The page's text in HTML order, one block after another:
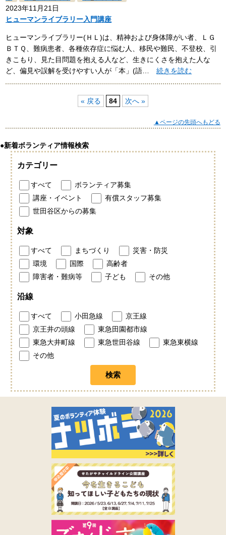
2023年11月21日
ヒューマンライブラリー入門講座
ヒューマンライブラリー(ＨＬ)は、精神および身体障がい者、ＬＧ
ＢＴＱ、難病患者、各種依存症に悩む人、移民や難民、不登校、引
きこもり、見た目問題を抱える人など、生きにくさを抱えた人な
ど、偏見や誤解を受けやすい人が「本」(語…続きを読む
« 戻る 84 次へ »
▲ページの先頭へもどる
●新着ボランティア情報検索
カテゴリー
すべて
ボランティア募集
講座・イベント
有償スタッフ募集
世田谷区からの募集
対象
すべて まちづくり
災害・防災
環境
国際
高齢者
障害者・難病等
子ども その他
沿線
すべて 小田急線
京王線
京王井の頭線
東急田園都市線
東急大井町線
東急世田谷線
東急東横線
その他